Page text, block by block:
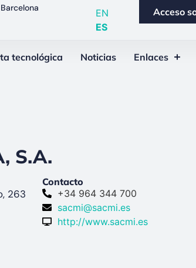
EN
ES
Acceso
tecnológica Noticias Enlaces
S.A.
263
Contacto
+34 964 344 700
sacmi@sacmi.es
http://www.sacmi.es